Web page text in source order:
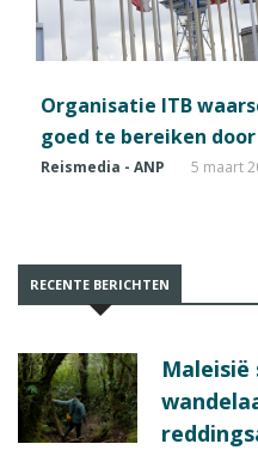
Organisatie ITB
goed te bereiken
Reismedia - ANP 5 maart
RECENTE BERICHTEN